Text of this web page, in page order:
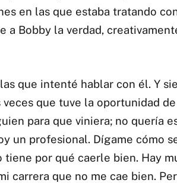
en las que estaba tratando
a Bobby la verdad,
que intenté hablar con él. Y
veces que tuve la oportunidad
para que viniera; no quería
un profesional. Dígame cómo
tiene por qué caerle bien. Hay
carrera que no me cae bien.